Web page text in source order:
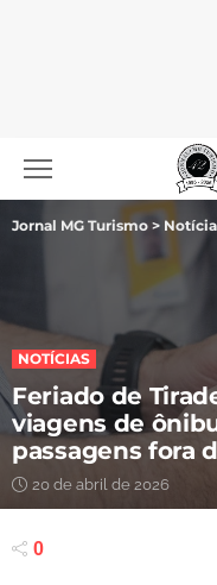
Jornal MG Turismo >
NOTÍCIAS
Feriado de
viagens de
passagens fora
20 de abril de 2026
0